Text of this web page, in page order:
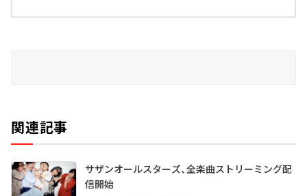
関連記事
サザンオールスターズ、全楽曲ストリーミング配
信開始